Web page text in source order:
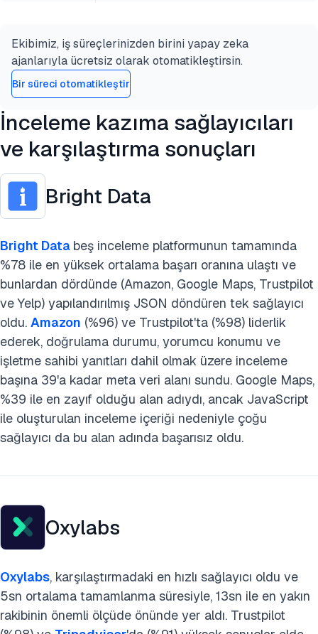
Ekibimiz, iş süreçlerinizden birini yapay zeka
ajanlarıyla ücretsiz olarak otomatikleştirsin.
Bir süreci otomatikleştir
İnceleme kazıma sağlayıcıları
ve karşılaştırma sonuçları
Bright Data
Bright Data beş inceleme platformunun tamamında
%78 ile en yüksek ortalama başarı oranına ulaştı ve
bunlardan dördünde (Amazon, Google Maps, Trustpilot
ve Yelp) yapılandırılmış JSON döndüren tek sağlayıcı
oldu. Amazon (%96) ve Trustpilot'ta (%98) liderlik
ederek, doğrulama durumu, yorumcu konumu ve
işletme sahibi yanıtları dahil olmak üzere inceleme
başına 39'a kadar meta veri alanı sundu. Google Maps,
%39 ile en zayıf olduğu alan adıydı, ancak JavaScript
ile oluşturulan inceleme içeriği nedeniyle çoğu
sağlayıcı da bu alan adında başarısız oldu.
Oxylabs
Oxylabs, karşılaştırmadaki en hızlı sağlayıcı oldu ve
5sn ortalama tamamlanma süresiyle, 13sn ile en yakın
rakibinin önemli ölçüde önünde yer aldı. Trustpilot